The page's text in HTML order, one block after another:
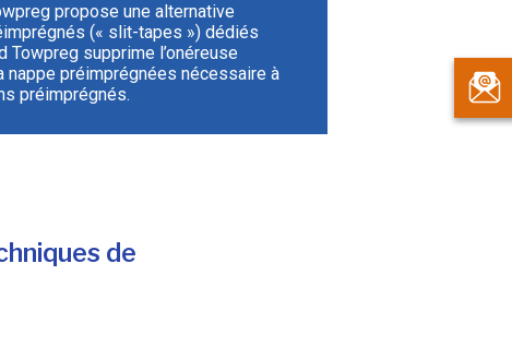
propose une alternative
(« slit-tapes ») dédiés
Towpreg supprime l’onéreuse
nappe préimprégnées nécessaire à
préimprégnés.
de